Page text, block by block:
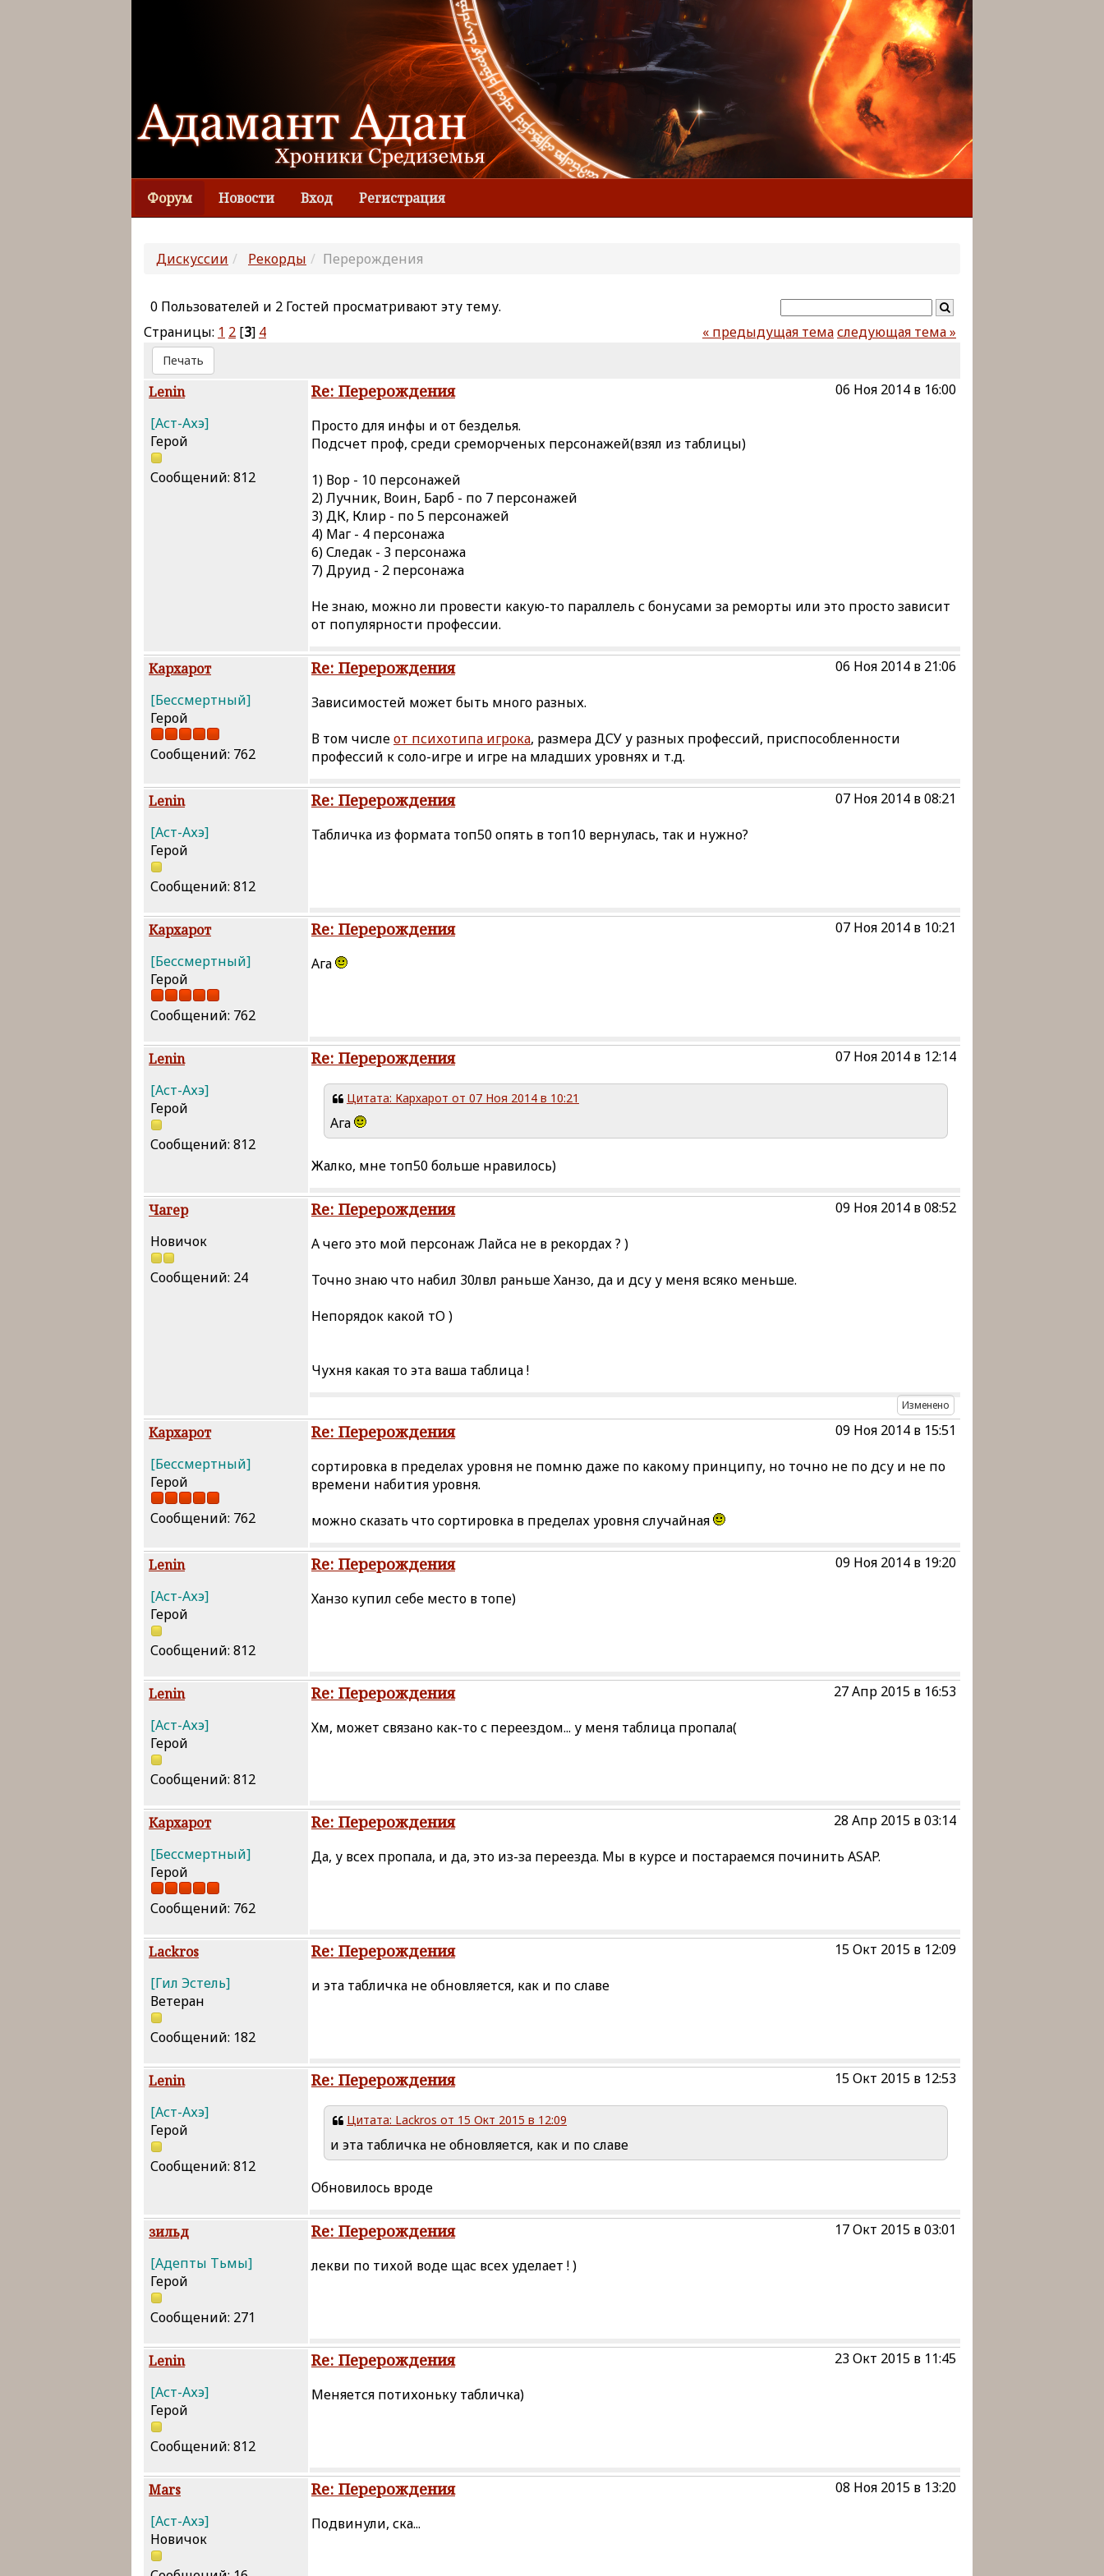
Форум Новости Вход Регистрация
Дискуссии Рекорды Перерождения
0 Пользователей и 2 Гостей просматривают эту тему.
« предыдущая темаследующая тема »
Страницы: 1 2 [3] 4
Печать
Lenin
[Аст-Ахэ]
Герой
Сообщений: 812
06 Ноя 2014 в 16:00
Re: Перерождения
Просто для инфы и от безделья.
Подсчет проф, среди среморченых персонажей(взял из таблицы)
1) Вор - 10 персонажей
2) Лучник, Воин, Барб - по 7 персонажей
3) ДК, Клир - по 5 персонажей
4) Маг - 4 персонажа
6) Следак - 3 персонажа
7) Друид - 2 персонажа
Не знаю, можно ли провести какую-то параллель с бонусами за реморты или это просто зависит
от популярности профессии.
Кархарот
[Бессмертный]
Герой
Сообщений: 762
06 Ноя 2014 в 21:06
Re: Перерождения
Зависимостей может быть много разных.
В том числеот психотипа игрока, размера ДСУ у разных профессий, приспособленности
профессий к соло-игре и игре на младших уровнях и т.д.
Lenin
[Аст-Ахэ]
Герой
Сообщений: 812
07 Ноя 2014 в 08:21
Re: Перерождения
Табличка из формата топ50 опять в топ10 вернулась, так и нужно?
Кархарот
[Бессмертный]
Герой
Сообщений: 762
07 Ноя 2014 в 10:21
Re: Перерождения
Ага
Lenin
[Аст-Ахэ]
Герой
Сообщений: 812
07 Ноя 2014 в 12:14
Re: Перерождения
Цитата: Кархарот от 07 Ноя 2014 в 10:21
Ага
Жалко, мне топ50 больше нравилось)
Чагер
Новичок
Сообщений: 24
09 Ноя 2014 в 08:52
Re: Перерождения
А чего это мой персонаж Лайса не в рекордах ? )
Точно знаю что набил 30лвл раньше Ханзо, да и дсу у меня всяко меньше.
Непорядок какой тО )
Чухня какая то эта ваша таблица !
Изменено
Кархарот
[Бессмертный]
Герой
Сообщений: 762
09 Ноя 2014 в 15:51
Re: Перерождения
сортировка в пределах уровня не помню даже по какому принципу, но точно не по дсу и не по
времени набития уровня.
можно сказать что сортировка в пределах уровня случайная
Lenin
[Аст-Ахэ]
Герой
Сообщений: 812
09 Ноя 2014 в 19:20
Re: Перерождения
Ханзо купил себе место в топе)
Lenin
[Аст-Ахэ]
Герой
Сообщений: 812
27 Апр 2015 в 16:53
Re: Перерождения
Хм, может связано как-то с переездом... у меня таблица пропала(
Кархарот
[Бессмертный]
Герой
Сообщений: 762
28 Апр 2015 в 03:14
Re: Перерождения
Да, у всех пропала, и да, это из-за переезда. Мы в курсе и постараемся починить ASAP.
Lackros
[Гил Эстель]
Ветеран
Сообщений: 182
15 Окт 2015 в 12:09
Re: Перерождения
и эта табличка не обновляется, как и по славе
Lenin
[Аст-Ахэ]
Герой
Сообщений: 812
15 Окт 2015 в 12:53
Re: Перерождения
Цитата: Lackros от 15 Окт 2015 в 12:09
и эта табличка не обновляется, как и по славе
Обновилось вроде
зильд
[Адепты Тьмы]
Герой
Сообщений: 271
17 Окт 2015 в 03:01
Re: Перерождения
лекви по тихой воде щас всех уделает ! )
Lenin
[Аст-Ахэ]
Герой
Сообщений: 812
23 Окт 2015 в 11:45
Re: Перерождения
Меняется потихоньку табличка)
Mars
[Аст-Ахэ]
Новичок
08 Ноя 2015 в 13:20
Re: Перерождения
Подвинули, ска...